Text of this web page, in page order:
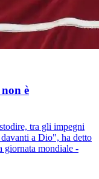
è
tra gli impegni
a Dio", ha detto
giornata mondiale -